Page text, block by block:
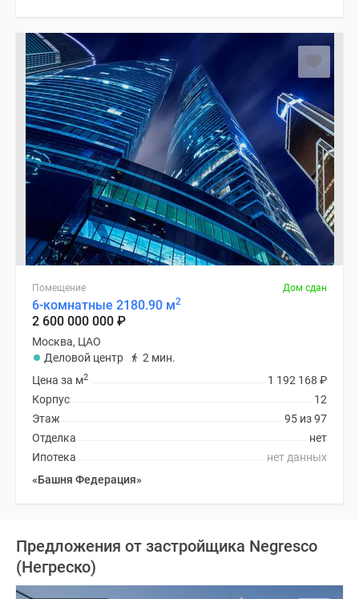
Помещение Дом сдан
6-комнатные 2180.90 м2
2 600 000 000 ₽
Москва, ЦАО
Деловой центр
2 мин.
1 192 168 ₽
Цена за м2
12
Корпус
95 из 97
Этаж
нет
Отделка
нет данных
Ипотека
«Башня Федерация»
Предложения от застройщика Negresco
(Негреско)